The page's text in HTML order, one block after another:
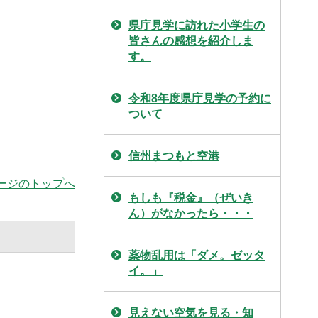
ジのトップへ
県庁見学に訪れた小学生の
皆さんの感想を紹介しま
す。
令和8年度県庁見学の予約に
ついて
信州まつもと空港
もしも『税金』（ぜいき
ん）がなかったら・・・
薬物乱用は「ダメ。ゼッタ
イ。」
見えない空気を見る・知